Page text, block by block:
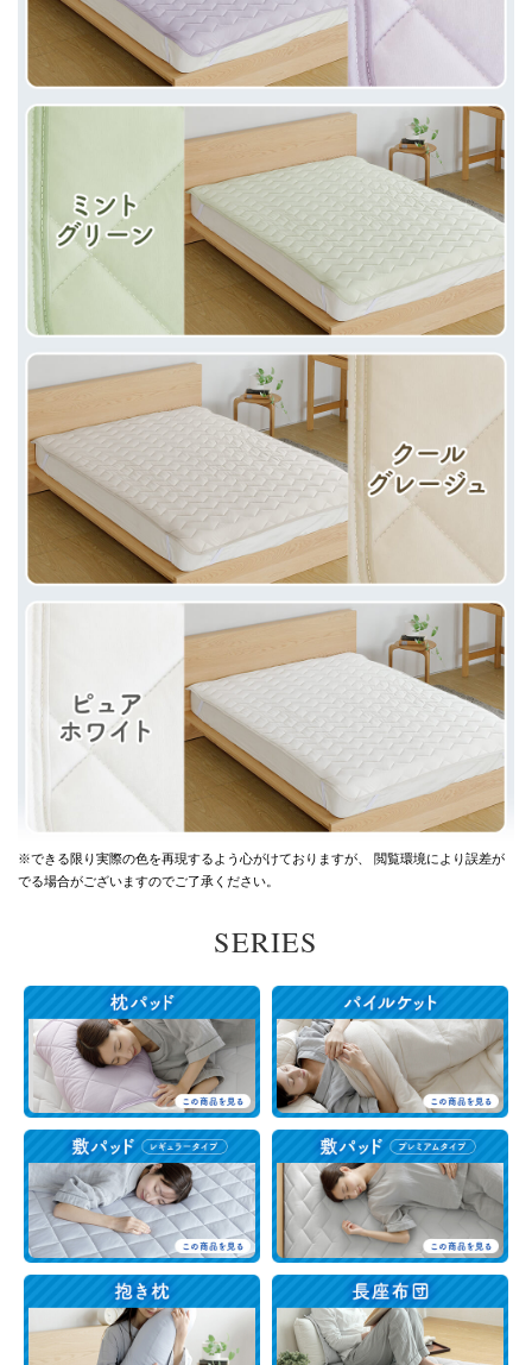
※できる限り実際の色を再現するよう心がけておりますが、
閲覧環境により誤差が
でる場合がございますのでご了承ください。
SERIES